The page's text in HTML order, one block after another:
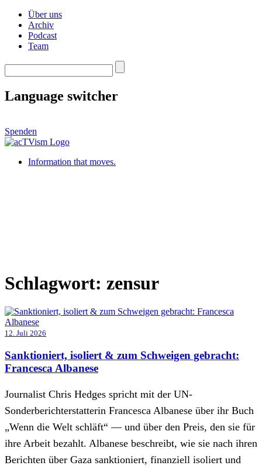
Über uns
Archiv
Podcast
Team
Language switcher
Spenden
Information that moves.
Schlagwort: zensur
12. Juli 2026
Sanktioniert, isoliert & zum Schweigen gebracht:
Francesca Albanese
Journalist Chris Hedges spricht mit der UN-
Sonderberichterstatterin Francesca Albanese über ihr Buch
„Wenn die Welt schläft“ — und über den Preis, den sie für
ihre Arbeit bezahlt. Albanese beschreibt, wie sie nach ihren
Berichten über Gaza sanktioniert, finanziell isoliert und